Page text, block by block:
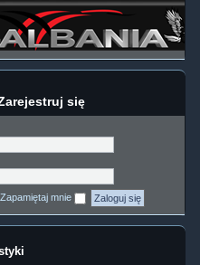
się
Zapamiętaj mnie